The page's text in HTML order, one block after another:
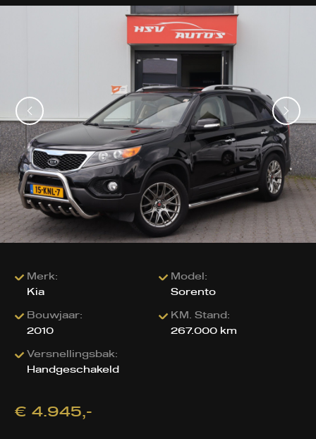
Merk:
Kia
Model:
Sorento
Bouwjaar:
2010
KM. Stand:
267.000 km
Versnellingsbak:
Handgeschakeld
€ 4.945,-